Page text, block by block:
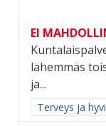
EI
lähemmäs
ja...
Rajaa tulokset
Terveys ja